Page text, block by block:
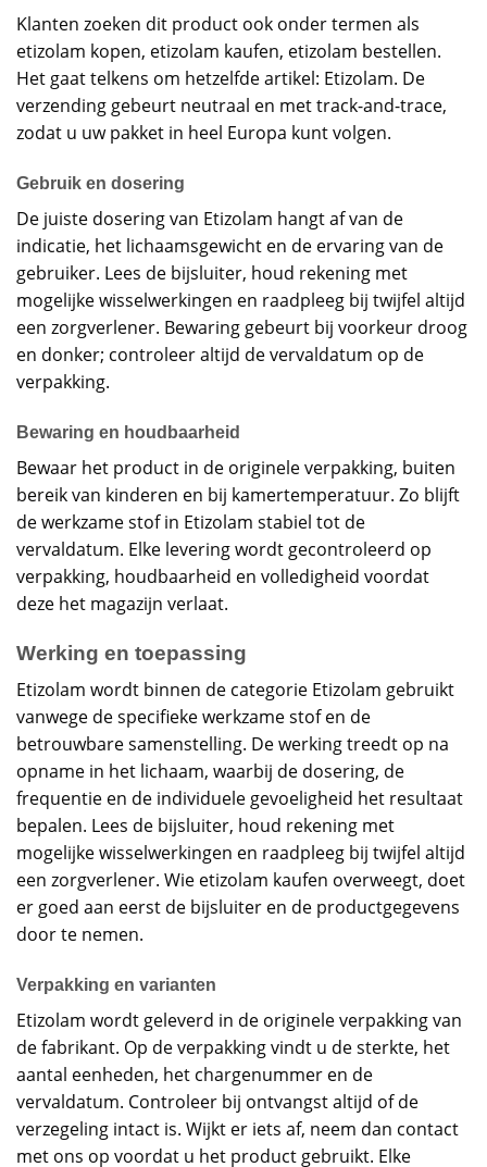
Klanten zoeken dit product ook onder termen als
etizolam kopen, etizolam kaufen, etizolam bestellen.
Het gaat telkens om hetzelfde artikel: Etizolam. De
verzending gebeurt neutraal en met track-and-trace,
zodat u uw pakket in heel Europa kunt volgen.
Gebruik en dosering
De juiste dosering van Etizolam hangt af van de
indicatie, het lichaamsgewicht en de ervaring van de
gebruiker. Lees de bijsluiter, houd rekening met
mogelijke wisselwerkingen en raadpleeg bij twijfel altijd
een zorgverlener. Bewaring gebeurt bij voorkeur droog
en donker; controleer altijd de vervaldatum op de
verpakking.
Bewaring en houdbaarheid
Bewaar het product in de originele verpakking, buiten
bereik van kinderen en bij kamertemperatuur. Zo blijft
de werkzame stof in Etizolam stabiel tot de
vervaldatum. Elke levering wordt gecontroleerd op
verpakking, houdbaarheid en volledigheid voordat
deze het magazijn verlaat.
Werking en toepassing
Etizolam wordt binnen de categorie Etizolam gebruikt
vanwege de specifieke werkzame stof en de
betrouwbare samenstelling. De werking treedt op na
opname in het lichaam, waarbij de dosering, de
frequentie en de individuele gevoeligheid het resultaat
bepalen. Lees de bijsluiter, houd rekening met
mogelijke wisselwerkingen en raadpleeg bij twijfel altijd
een zorgverlener. Wie etizolam kaufen overweegt, doet
er goed aan eerst de bijsluiter en de productgegevens
door te nemen.
Verpakking en varianten
Etizolam wordt geleverd in de originele verpakking van
de fabrikant. Op de verpakking vindt u de sterkte, het
aantal eenheden, het chargenummer en de
vervaldatum. Controleer bij ontvangst altijd of de
verzegeling intact is. Wijkt er iets af, neem dan contact
met ons op voordat u het product gebruikt. Elke